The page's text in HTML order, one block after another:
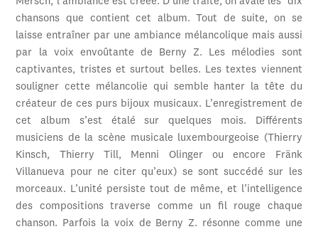
chansons que contient cet album. Tout de suite, on se
laisse entraîner par une ambiance mélancolique mais aussi
par la voix envoûtante de Berny Z. Les mélodies sont
captivantes, tristes et surtout belles. Les textes viennent
souligner cette mélancolie qui semble hanter la tête du
créateur de ces purs bijoux musicaux. L’enregistrement de
cet album s’est étalé sur quelques mois. Différents
musiciens de la scène musicale luxembourgeoise (Thierry
Kinsch, Thierry Till, Menni Olinger ou encore Fränk
Villanueva pour ne citer qu’eux) se sont succédé sur les
morceaux. L’unité persiste tout de même, et l’intelligence
des compositions traverse comme un fil rouge chaque
chanson. Parfois la voix de Berny Z. résonne comme une